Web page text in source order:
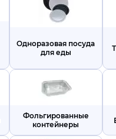
Одноразовая посуда
для еды
Фольгированные
контейнеры